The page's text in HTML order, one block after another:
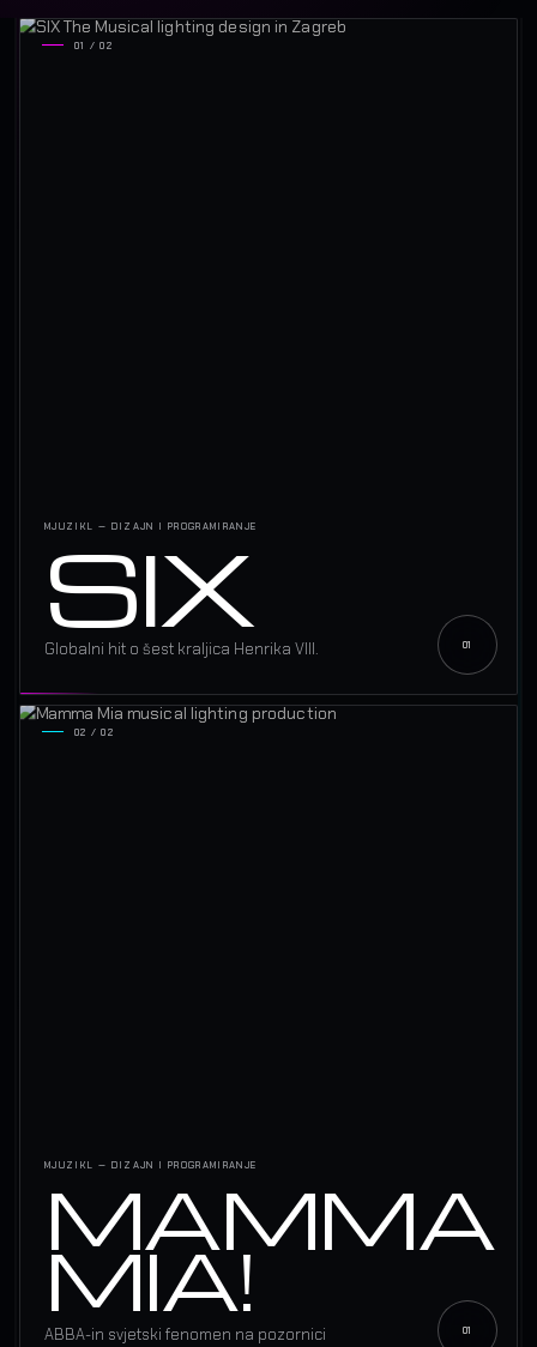
01 / 02
MJUZIKL — DIZAJN I PROGRAMIRANJE
SIX
Globalni hit o šest kraljica Henrika VIII.
02 / 02
MJUZIKL — DIZAJN I PROGRAMIRANJE
MAMMA
MIA!
ABBA-in svjetski fenomen na pozornici